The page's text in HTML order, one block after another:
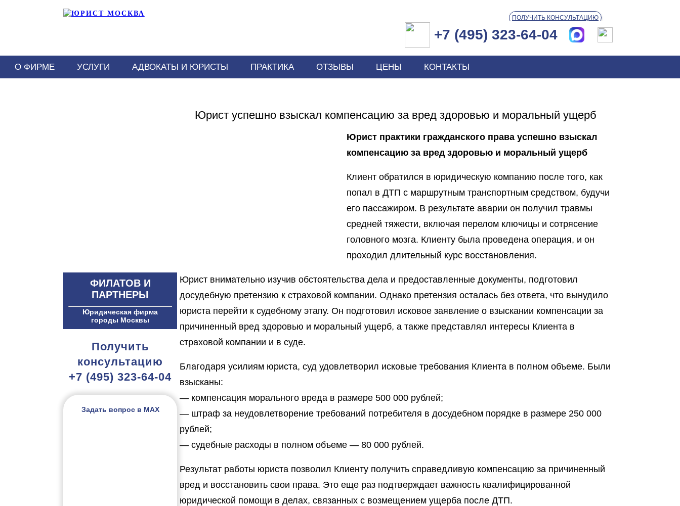
+7 (495) 323-64-04
ПОЛУЧИТЬ КОНСУЛЬТАЦИЮ
О ФИРМЕ УСЛУГИ АДВОКАТЫ И ЮРИСТЫ ПРАКТИКА ОТЗЫВЫ ЦЕНЫ КОНТАКТЫ
ФИЛАТОВ И
ПАРТНЕРЫ
Юридическая фирма
городы Москвы
Получить
консультацию
+7 (495) 323-64-04
Задать вопрос в MAX
Юрист успешно взыскал компенсацию за вред здоровью и моральный ущерб
Юрист практики гражданского права успешно взыскал
компенсацию за вред здоровью и моральный ущерб
Клиент обратился в юридическую компанию после того, как
попал в ДТП с маршрутным транспортным средством, будучи
его пассажиром. В результате аварии он получил травмы
средней тяжести, включая перелом ключицы и сотрясение
головного мозга. Клиенту была проведена операция, и он
проходил длительный курс восстановления.
Юрист внимательно изучив обстоятельства дела и предоставленные документы, подготовил
досудебную претензию к страховой компании. Однако претензия осталась без ответа, что вынудило
юриста перейти к судебному этапу. Он подготовил исковое заявление о взыскании компенсации за
причиненный вред здоровью и моральный ущерб, а также представлял интересы Клиента в
страховой компании и в суде.
Благодаря усилиям юриста, суд удовлетворил исковые требования Клиента в полном объеме. Были
взысканы:
— компенсация морального вреда в размере 500 000 рублей;
— штраф за неудовлетворение требований потребителя в досудебном порядке в размере 250 000
рублей;
— судебные расходы в полном объеме — 80 000 рублей.
Результат работы юриста позволил Клиенту получить справедливую компенсацию за причиненный
вред и восстановить свои права. Это еще раз подтверждает важность квалифицированной
юридической помощи в делах, связанных с возмещением ущерба после ДТП.